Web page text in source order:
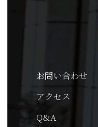
お問い合わせ
アクセス
Q&A